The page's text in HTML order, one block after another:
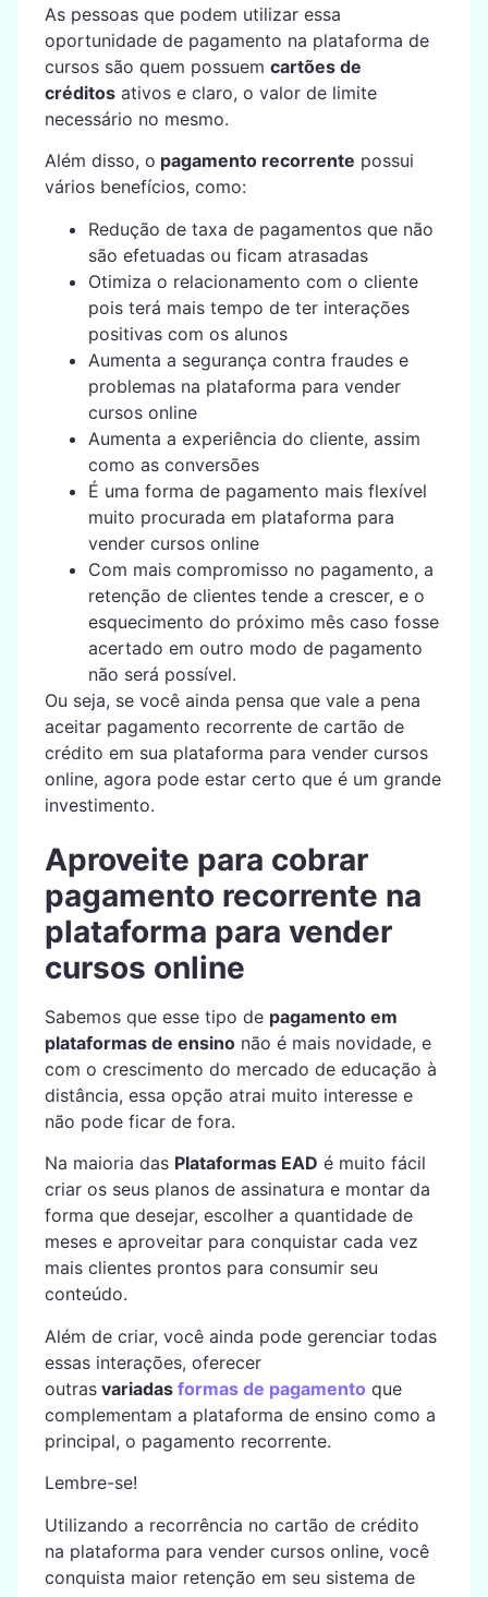
As pessoas que podem utilizar essa
oportunidade de pagamento na plataforma de
cursos são quem possuem cartões de
créditosativos e claro, o valor de limite
necessário no mesmo.
Além disso, o pagamento recorrente possui
vários benefícios, como:
Redução de taxa de pagamentos que não
são efetuadas ou ficam atrasadas
Otimiza o relacionamento com o cliente
pois terá mais tempo de ter interações
positivas com os alunos
Aumenta a segurança contra fraudes e
problemas na plataforma para vender
cursos online
Aumenta a experiência do cliente, assim
como as conversões
É uma forma de pagamento mais flexível
muito procurada em plataforma para
vender cursos online
Com mais compromisso no pagamento, a
retenção de clientes tende a crescer, e o
esquecimento do próximo mês caso fosse
acertado em outro modo de pagamento
não será possível.
Ou seja, se você ainda pensa que vale a pena
aceitar pagamento recorrente de cartão de
crédito em sua plataforma para vender cursos
online, agora pode estar certo que é um grande
investimento.
Aproveite para cobrar
pagamento recorrente na
plataforma para vender
cursos online
Sabemos que esse tipo de pagamento em
plataformas de ensinonão é mais novidade, e
com o crescimento do mercado de educação à
distância, essa opção atrai muito interesse e
não pode ficar de fora.
Na maioria das Plataformas EAD é muito fácil
criar os seus planos de assinatura e montar da
forma que desejar, escolher a quantidade de
meses e aproveitar para conquistar cada vez
mais clientes prontos para consumir seu
conteúdo.
Além de criar, você ainda pode gerenciar todas
essas interações, oferecer
outrasvariadas formas de pagamento que
complementam a plataforma de ensino como a
principal, o pagamento recorrente.
Lembre-se!
Utilizando a recorrência no cartão de crédito
na plataforma para vender cursos online, você
conquista maior retenção em seu sistema de